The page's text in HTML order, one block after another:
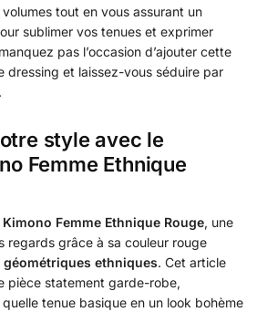
tout en vous assurant un
sublimer vos tenues et exprimer
pas l’occasion d’ajouter cette
dressing et laissez-vous séduire par
style avec le
Femme Ethnique
Femme Ethnique Rouge, une
regards grâce à sa couleur rouge
ethniques. Cet article
pièce statement garde-robe,
tenue basique en un look bohème